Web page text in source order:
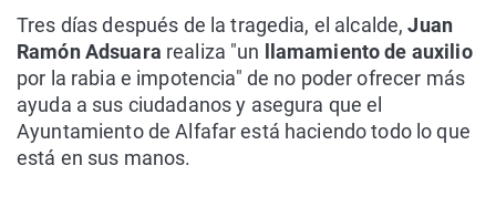
Tres días después de la tragedia, el alcalde,Juan
Ramón Adsuara realiza "un
llamamiento de auxilio
por la rabia e impotencia" de no poder ofrecer más
ayuda a sus ciudadanos y asegura que el
Ayuntamiento de Alfafar está haciendo todo lo que
está en sus manos.